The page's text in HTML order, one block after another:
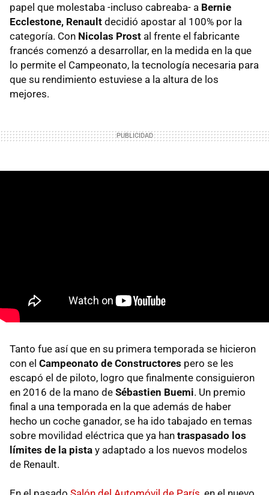
papel que molestaba -incluso cabreaba- a Bernie
Ecclestone, Renault decidió apostar al 100% por la
categoría. Con Nicolas Prost al frente el fabricante
francés comenzó a desarrollar, en la medida en la que
lo permite el Campeonato, la tecnología necesaria para
que su rendimiento estuviese a la altura de los
mejores.
Tanto fue así que en su primera temporada se hicieron
con el Campeonato de Constructores pero se les
escapó el de piloto, logro que finalmente consiguieron
en 2016 de la mano de Sébastien Buemi. Un premio
final a una temporada en la que además de haber
hecho un coche ganador, se ha ido tabajado en temas
sobre movilidad eléctrica que ya han traspasado los
límites de la pista y adaptado a los nuevos modelos
de Renault.